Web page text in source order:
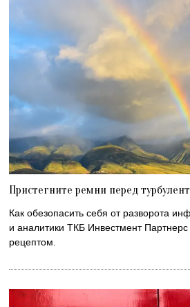
Пристегните ремни перед
Как обезопасить себя от разворота
и аналитики ТКБ Инвестмент
рецептом.